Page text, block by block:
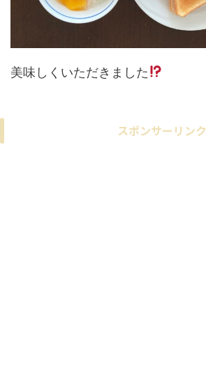
美味しくいただきました
スポンサーリンク